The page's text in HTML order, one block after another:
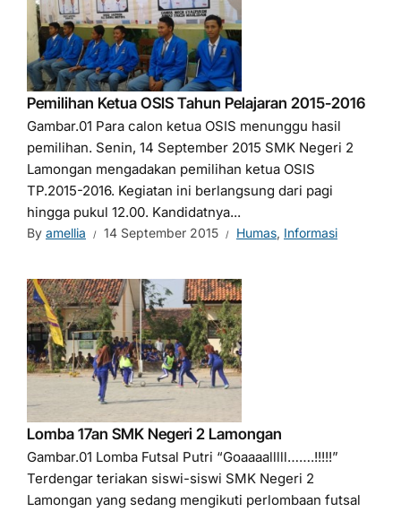
Pemilihan Ketua OSIS Tahun Pelajaran 2015-2016
Gambar.01 Para calon ketua OSIS menunggu hasil
pemilihan. Senin, 14 September 2015 SMK Negeri 2
Lamongan mengadakan pemilihan ketua OSIS
TP.2015-2016. Kegiatan ini berlangsung dari pagi
hingga pukul 12.00. Kandidatnya...
By amellia 14 September 2015 Humas, Informasi
Lomba 17an SMK Negeri 2 Lamongan
Gambar.01 Lomba Futsal Putri “Goaaaalllll…….!!!!!”
Terdengar teriakan siswi-siswi SMK Negeri 2
Lamongan yang sedang mengikuti perlombaan futsal